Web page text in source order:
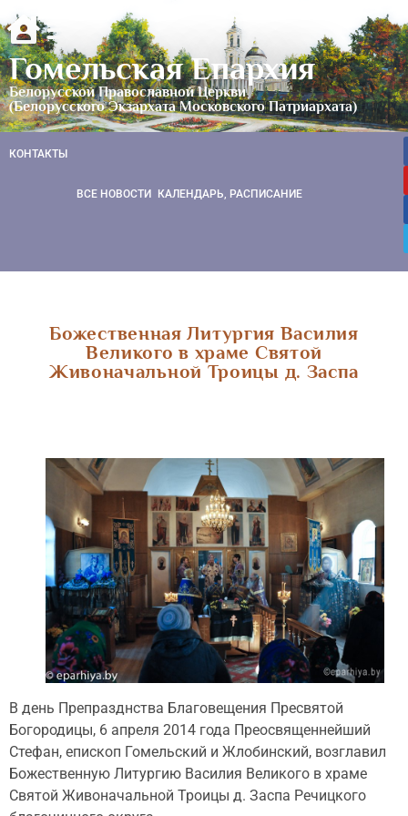
Гомельская Епархия
Белорусской Православной Церкви
(Белорусского Экзархата Московского Патриархата)
КОНТАКТЫ
ВСЕ НОВОСТИ КАЛЕНДАРЬ, РАСПИСАНИЕ
Божественная Литургия Василия
Великого в храме Святой
Живоначальной Троицы д. Заспа
В день Препразднства Благовещения Пресвятой
Богородицы, 6 апреля 2014 года Преосвященнейший
Стефан, епископ Гомельский и Жлобинский, возглавил
Божественную Литургию Василия Великого в храме
Святой Живоначальной Троицы д. Заспа Речицкого